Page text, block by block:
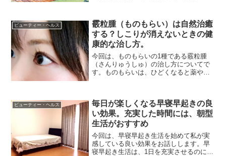
と里芋は、色や形がそっくりです。里芋
というと少々地味な食材...
ビューティー・ヘルス
霰粒腫（ものもらい）は自然治癒
する？しこりが消えないときの健
康的な治し方。
今回は、ものもらいの1種である霰粒腫
（さんりゅうしゅ）の治し方についてで
す。ものもらいは、ひどくなると薬や手
をして生活スタイルがガラ...
ビューティー・ヘルス
毎日が楽しくなる早寝早起きの良
い効果。充実した時間には、朝型
生活がおすすめ
今回は、早寝早起き生活を始めて私が実
感している良い効果をお話しします。早
寝早起き生活は、1日を充実させるのにと